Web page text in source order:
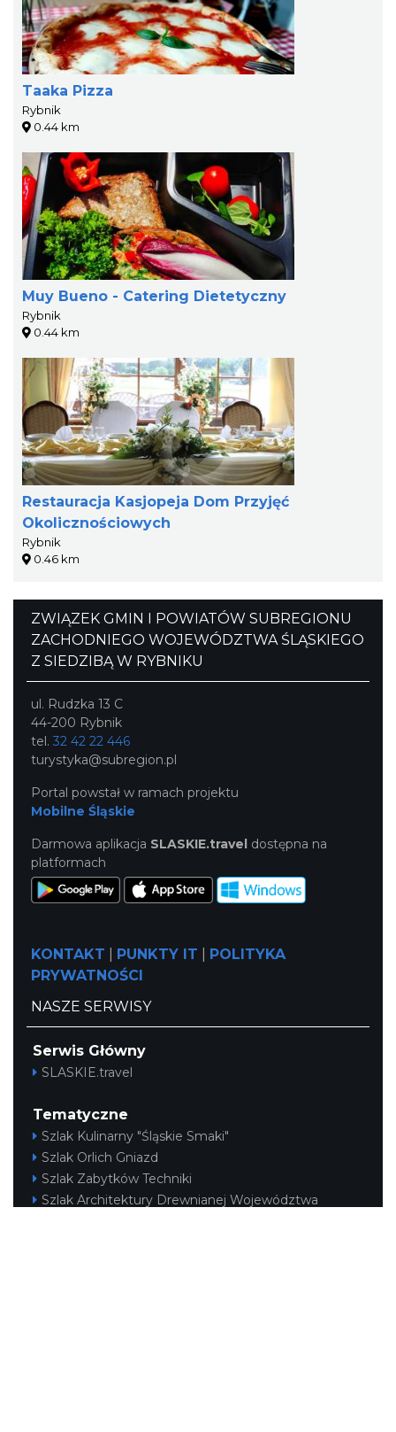
Taaka Pizza
Rybnik
0.44 km
Muy Bueno - Catering Dietetyczny
Rybnik
0.44 km
Restauracja Kasjopeja Dom Przyjęć
Okolicznościowych
Rybnik
0.46 km
ZWIĄZEK GMIN I POWIATÓW SUBREGIONU
ZACHODNIEGO WOJEWÓDZTWA ŚLĄSKIEGO
Z SIEDZIBĄ W RYBNIKU
ul. Rudzka 13 C
44-200 Rybnik
tel. 32 42 22 446
turystyka@subregion.pl
Portal powstał w ramach projektu
Mobilne Śląskie
Darmowa aplikacja SLASKIE.travel dostępna na
platformach
KONTAKT PUNKTY IT
POLITYKA
PRYWATNOŚCI
NASZE SERWISY
Serwis Główny
SLASKIE.travel
Tematyczne
Szlak Kulinarny "Śląskie Smaki"
Szlak Orlich Gniazd
Szlak Zabytków Techniki
Szlak Architektury Drewnianej Województwa